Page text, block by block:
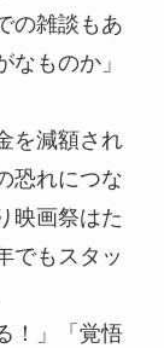
の雑談もあ
ものか」
を減額され
恐れにつな
映画祭はた
でもスタッ
！」「覚悟